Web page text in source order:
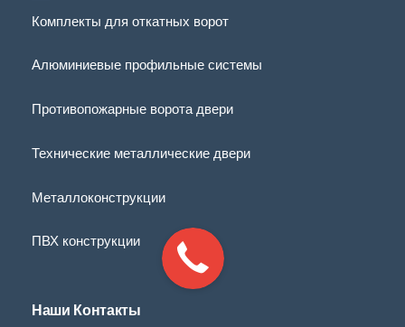
Комплекты для откатных ворот
Алюминиевые профильные системы
Противопожарные ворота двери
Технические металлические двери
Металлоконструкции
ПВХ конструкции
Наши Контакты